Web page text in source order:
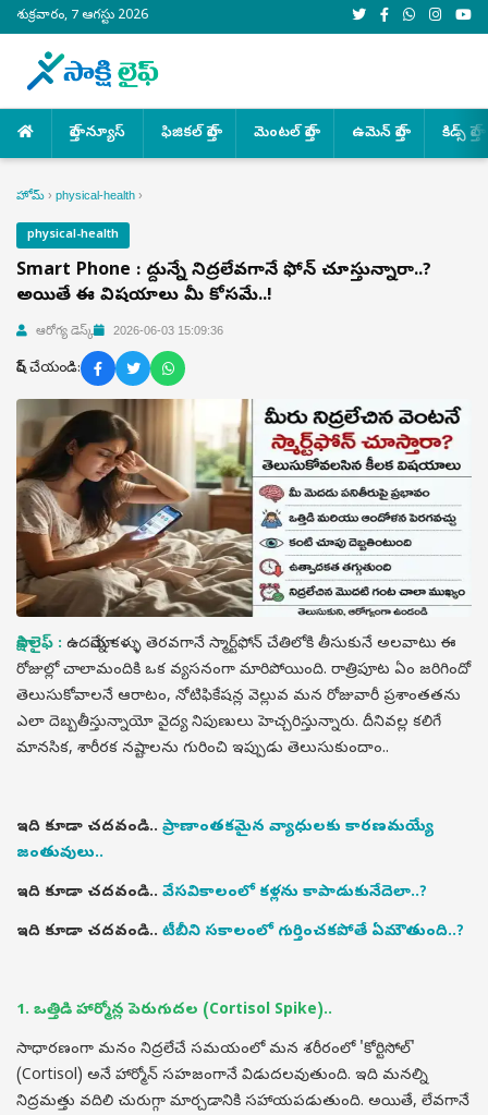
శుక్రవారం, 7 ఆగస్టు 2026
హెల్త్ న్యూస్ ఫిజికల్ హెల్త్ మెంటల్ హెల్త్ ఉమెన్ హెల్త్ కిడ్స్ హెల్త్
హోమ్ › physical-health ›
physical-health
Smart Phone : పొద్దున్నే నిద్రలేవగానే ఫోన్ చూస్తున్నారా..?
అయితే ఈ విషయాలు మీ కోసమే..!
ఆరోగ్య డెస్క్ 2026-06-03 15:09:36
షేర్ చేయండి:
సాక్షి లైఫ్ : ఉదయాన్నే కళ్ళు తెరవగానే స్మార్ట్‌ఫోన్ చేతిలోకి తీసుకునే అలవాటు ఈ
రోజుల్లో చాలామందికి ఒక వ్యసనంగా మారిపోయింది. రాత్రిపూట ఏం జరిగిందో
తెలుసుకోవాలనే ఆరాటం, నోటిఫికేషన్ల వెల్లువ మన రోజువారీ ప్రశాంతతను
ఎలా దెబ్బతీస్తున్నాయో వైద్య నిపుణులు హెచ్చరిస్తున్నారు. దీనివల్ల కలిగే
మానసిక, శారీరక నష్టాలను గురించి ఇప్పుడు తెలుసుకుందాం..
ఇది కూడా చదవండి.. ప్రాణాంతకమైన వ్యాధులకు కారణమయ్యే
జంతువులు..
ఇది కూడా చదవండి.. వేసవికాలంలో కళ్లను కాపాడుకునేదెలా..?
ఇది కూడా చదవండి.. టీబీని సకాలంలో గుర్తించకపోతే ఏమౌతుంది..?
1. ఒత్తిడి హార్మోన్ల పెరుగుదల (Cortisol Spike)..
సాధారణంగా మనం నిద్రలేచే సమయంలో మన శరీరంలో 'కోర్టిసోల్'
(Cortisol) అనే హార్మోన్ సహజంగానే విడుదలవుతుంది. ఇది మనల్ని
నిద్రమత్తు వదిలి చురుగ్గా మార్చడానికి సహాయపడుతుంది. అయితే, లేవగానే